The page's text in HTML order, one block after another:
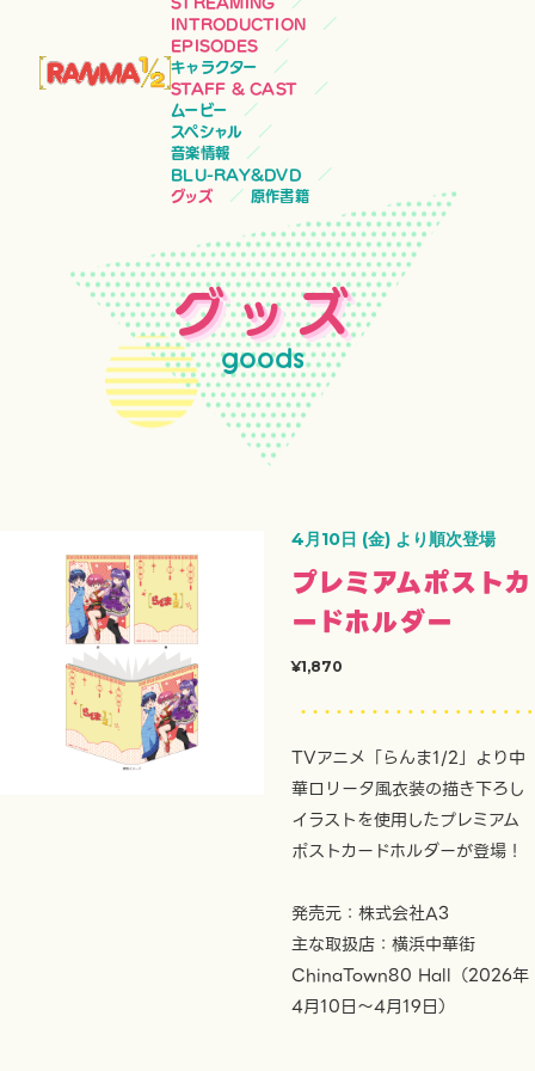
INTRODUCTION
EPISODES
キャラクター
STAFF & CAST
ムービー
スペシャル
音楽情報
BLU-RAY&DVD
グッズ
原作書籍
グッズ
goods
4月10日 (金) より順次登場
プレミアムポストカ
ードホルダー
¥1,870
TVアニメ「らんま1/2」より中
華ロリータ風衣装の描き下ろし
イラストを使用したプレミアム
ポストカードホルダーが登場！
発売元：株式会社A3
主な取扱店：横浜中華街
ChinaTown80 Hall（2026年
4月10日～4月19日）